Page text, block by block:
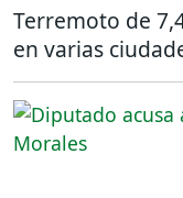
Terremoto de
en varias